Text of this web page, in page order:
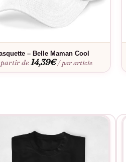
coupe parfaite. Envie d’une touche
à l’air libre recommandé.
– Belle Maman Cool
de14,39€ / par article